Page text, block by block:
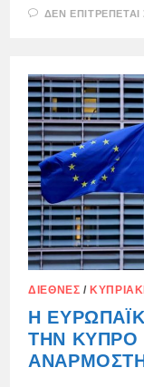
ΔΕΝ
ΔΙΕΘΝΈΣ /
Η
ΤΗΝ ΚΎΠΡΟ
ΑΝΆΡΜΟΣΤΗ